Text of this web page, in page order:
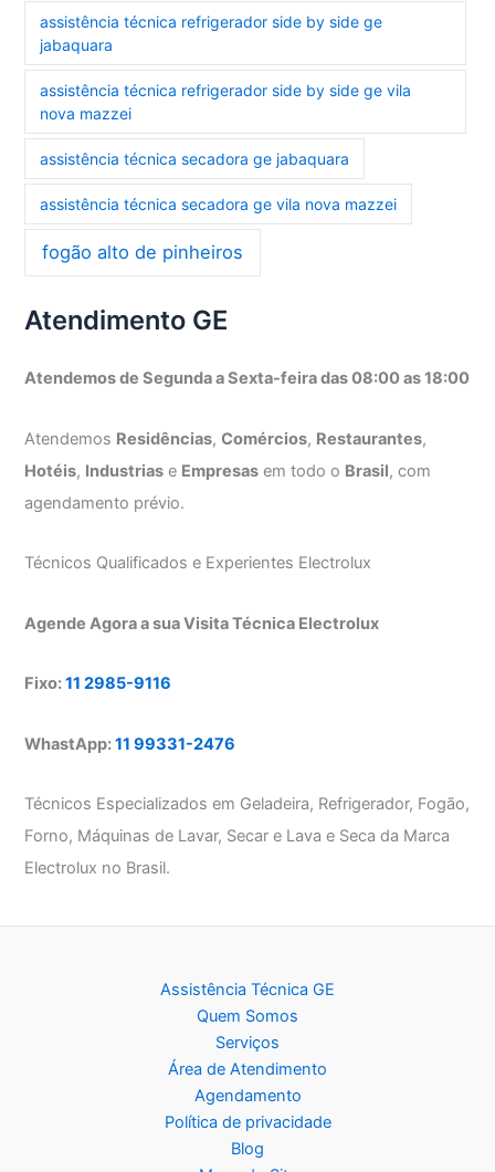
assistência técnica refrigerador side by side ge
jabaquara
assistência técnica refrigerador side by side ge vila
nova mazzei
assistência técnica secadora ge jabaquara
assistência técnica secadora ge vila nova mazzei
fogão alto de pinheiros
Atendimento GE
Atendemos de Segunda a Sexta-feira das 08:00 as 18:00
Atendemos Residências,Comércios, Restaurantes,
Hotéis, Industrias e Empresas em todo o Brasil, com
agendamento prévio.
Técnicos Qualificados e Experientes Electrolux
Agende Agora a sua Visita Técnica Electrolux
Fixo:11 2985-9116
WhastApp:11 99331-2476
Técnicos Especializados em Geladeira, Refrigerador, Fogão,
Forno, Máquinas de Lavar, Secar e Lava e Seca da Marca
Electrolux no Brasil.
Assistência Técnica GE
Quem Somos
Serviços
Área de Atendimento
Agendamento
Política de privacidade
Blog